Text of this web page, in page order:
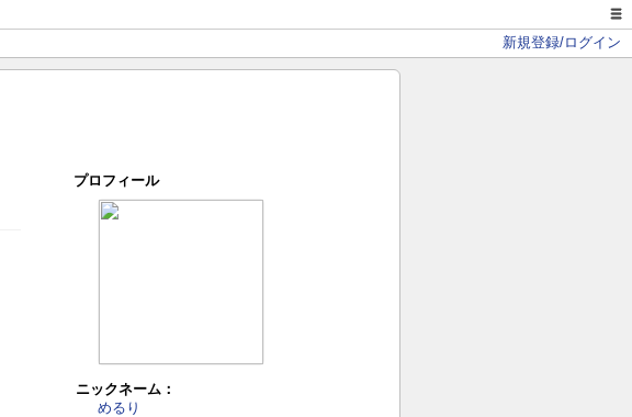
新規登録/ログイン
プロフィール
ニックネーム：
めるり